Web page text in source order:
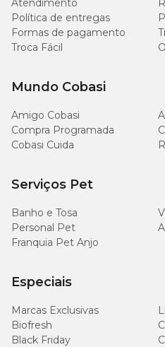
Quantidade Diária
Atendimento
Política de entregas
Formas de pagamento
Troca Fácil
Mundo Cobasi
Amigo Cobasi
Compra Programada
Cobasi Cuida
Serviços Pet
Banho e Tosa
Personal Pet
Franquia Pet Anjo
Especiais
Marcas Exclusivas
Biofresh
Black Friday